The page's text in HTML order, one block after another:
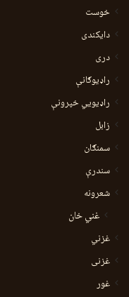
خوست
دایکندی
دری
راډیوګانې
راډیويي خپرونې
زابل
سمنګان
سندرې
شعرونه
غني خان
غزني
غزنی
غور